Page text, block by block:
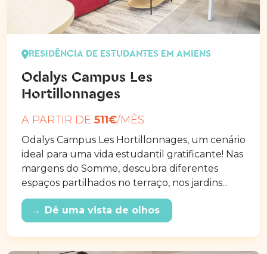
RESIDÊNCIA DE ESTUDANTES EM AMIENS
Odalys Campus Les
Hortillonnages
A PARTIR DE 511€/MÊS
Odalys Campus Les Hortillonnages, um cenário
ideal para uma vida estudantil gratificante! Nas
margens do Somme, descubra diferentes
espaços partilhados no terraço, nos jardins...
→ Dê uma vista de olhos